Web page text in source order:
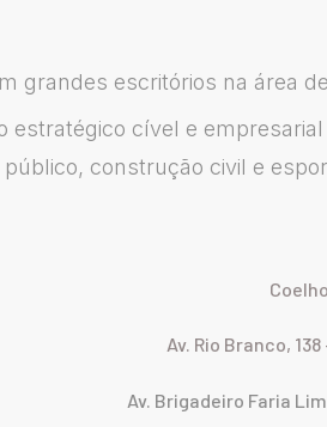
grandes escritórios na área
estratégico cível e
construção civil e
Av. Rio Branco,
Av. Brigadeiro Faria